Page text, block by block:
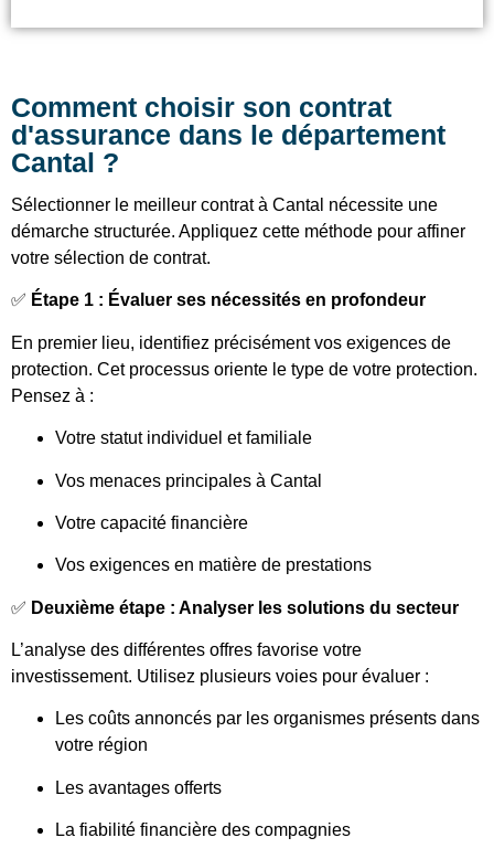
Comment choisir son contrat
d'assurance dans le département
Cantal ?
Sélectionner le meilleur contrat à Cantal nécessite une
démarche structurée. Appliquez cette méthode pour affiner
votre sélection de contrat.
✅ Étape 1 : Évaluer ses nécessités en profondeur
En premier lieu, identifiez précisément vos exigences de
protection. Cet processus oriente le type de votre protection.
Pensez à :
Votre statut individuel et familiale
Vos menaces principales à Cantal
Votre capacité financière
Vos exigences en matière de prestations
✅ Deuxième étape : Analyser les solutions du secteur
L’analyse des différentes offres favorise votre
investissement. Utilisez plusieurs voies pour évaluer :
Les coûts annoncés par les organismes présents dans
votre région
Les avantages offerts
La fiabilité financière des compagnies